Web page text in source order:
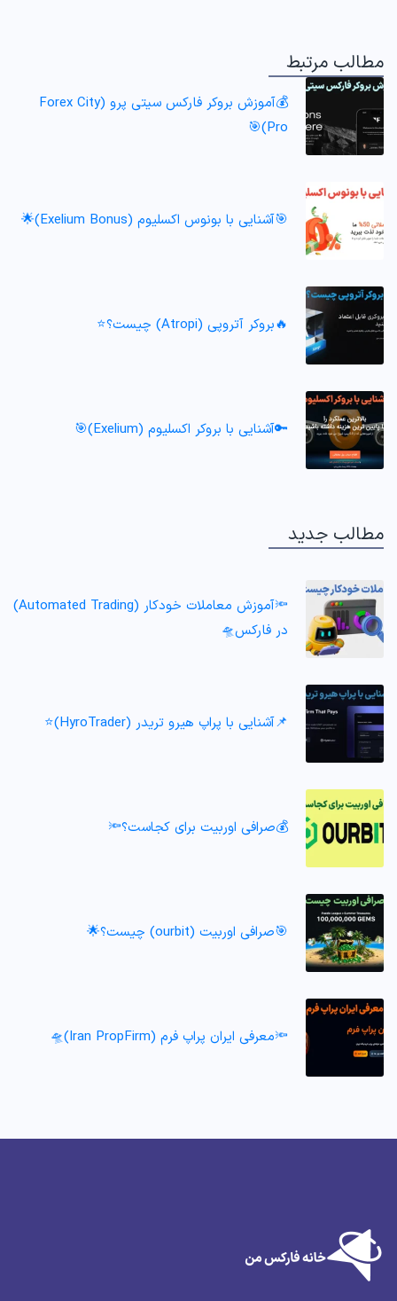
مطالب مرتبط
💰آموزش بروکر فارکس سیتی پرو (Forex City
Pro)🎯
🎯آشنایی با بونوس اکسلیوم (Exelium Bonus)🌟
🔥بروکر آتروپی (Atropi) چیست؟⭐️
🔑آشنایی با بروکر اکسلیوم (Exelium)🎯
مطالب جدید
🔦آموزش معاملات خودکار (Automated Trading)
در فارکس🛸
📌آشنایی با پراپ هیرو تریدر (HyroTrader)⭐️
💰صرافی اوربیت برای کجاست؟🔦
🎯صرافی اوربیت (ourbit) چیست؟🌟
🔦معرفی ایران پراپ فرم (Iran PropFirm)🛸